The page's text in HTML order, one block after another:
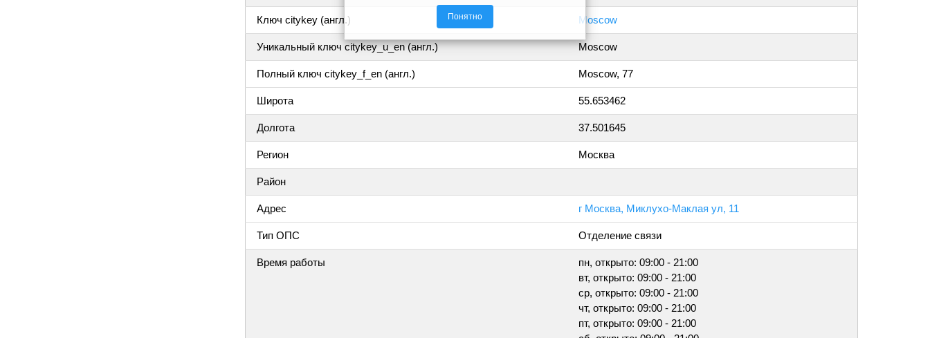
Ключ citykey (англ.) Moscow
Уникальный ключ citykey_u_en (англ.) Moscow
Полный ключ citykey_f_en (англ.) Moscow, 77
Широта 55.653462
Долгота 37.501645
Регион Москва
Район
Адрес г Москва, Миклухо-Маклая ул, 11
Тип ОПС Отделение связи
Время работы
пн, открыто: 09:00 - 21:00
вт, открыто: 09:00 - 21:00
ср, открыто: 09:00 - 21:00
чт, открыто: 09:00 - 21:00
пт, открыто: 09:00 - 21:00
Понятно